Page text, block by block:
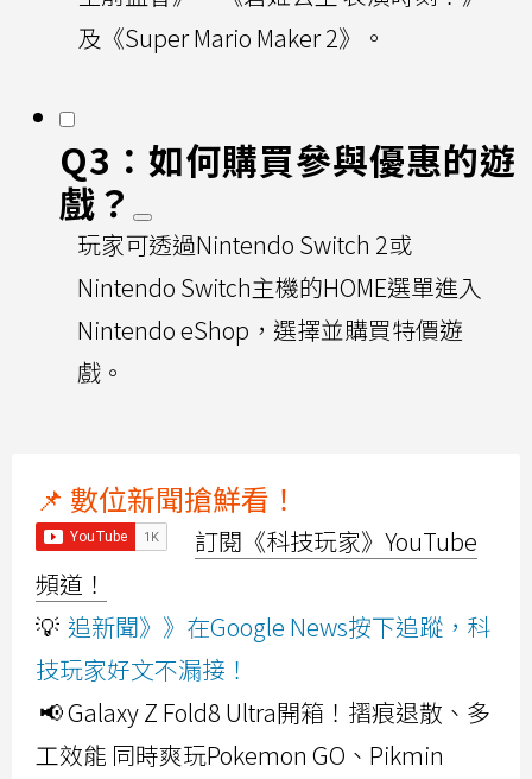
及《Super Mario Maker 2》。
Q3：如何購買參與優惠的遊
戲？
玩家可透過Nintendo Switch 2或
Nintendo Switch主機的HOME選單進入
Nintendo eShop，選擇並購買特價遊
戲。
📌 數位新聞搶鮮看！
訂閱《科技玩家》YouTube
頻道！
💡 追新聞》》在Google News按下追蹤，科
技玩家好文不漏接！
📢 Galaxy Z Fold8 Ultra開箱！摺痕退散、多
工效能 同時爽玩Pokemon GO、Pikmin